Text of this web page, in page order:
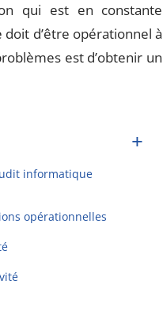
qui est en constante
d’être opérationnel à
est d’obtenir un
informatique
opérationnelles